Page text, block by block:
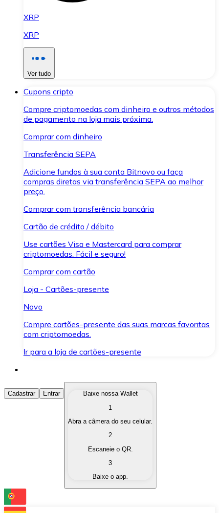
XRP
XRP
Ver tudo
Cupons cripto
Compre criptomoedas com dinheiro e outros métodos
de pagamento na loja mais próxima.
Comprar com dinheiro
Transferência SEPA
Adicione fundos à sua conta Bitnovo ou faça
compras diretas via transferência SEPA ao melhor
preço.
Comprar com transferência bancária
Cartão de crédito / débito
Use cartões Visa e Mastercard para comprar
criptomoedas. Fácil e seguro!
Comprar com cartão
Loja - Cartões-presente
Novo
Compre cartões-presente das suas marcas favoritas
com criptomoedas.
Ir para a loja de cartões-presente
Comprar Criptomoedas
Compre as criptomoedas de seu interesse de forma
Converta suas criptomoedas em moeda fiduciária
Troque uma criptomoeda por outra
Cadastrar Entrar
Baixe nossa Wallet
1
Abra a câmera do seu celular.
2
Escaneie o QR.
3
Baixe o app.